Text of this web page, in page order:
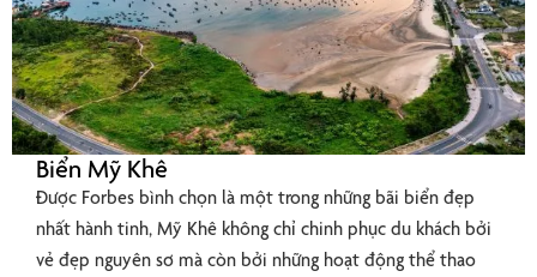
Biển Mỹ Khê
Được Forbes bình chọn là một trong những bãi biển đẹp
nhất hành tinh, Mỹ Khê không chỉ chinh phục du khách bởi
vẻ đẹp nguyên sơ mà còn bởi những hoạt động thể thao